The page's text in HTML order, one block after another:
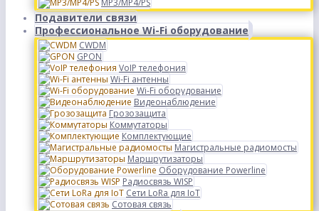
MP3/MP4/PS
Подавители связи
Профессиональное Wi-Fi оборудование
CWDM
GPON
VoIP телефония
Wi-Fi антенны
Wi-Fi оборудование
Видеонаблюдение
Грозозащита
Коммутаторы
Комплектующие
Магистральные радиомосты
Маршрутизаторы
Оборудование Powerline
Радиосвязь WISP
Сети LoRa для IoT
Сотовая связь